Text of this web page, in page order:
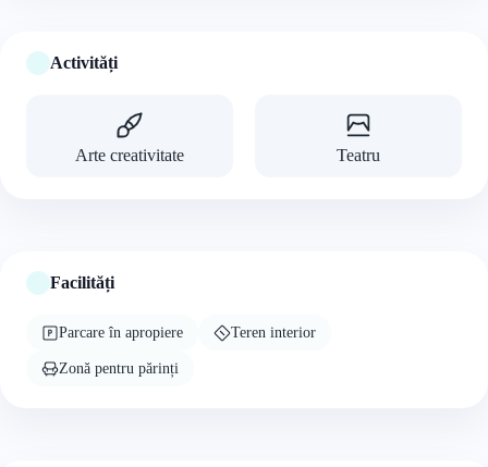
Activități
Arte creativitate Teatru
Facilități
Parcare în apropiere Teren interior
Zonă pentru părinți